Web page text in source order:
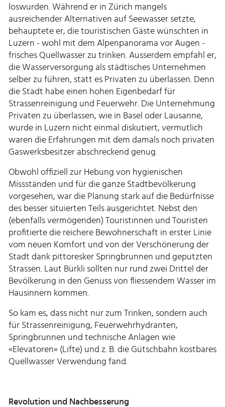
loswurden. Während er in Zürich mangels
ausreichender Alternativen auf Seewasser setzte,
behauptete er, die touristischen Gäste wünschten in
Luzern - wohl mit dem Alpenpanorama vor Augen -
frisches Quellwasser zu trinken. Ausserdem empfahl er,
die Wasserversorgung als städtisches Unternehmen
selber zu führen, statt es Privaten zu überlassen. Denn
die Stadt habe einen hohen Eigenbedarf für
Strassenreinigung und Feuerwehr. Die Unternehmung
Privaten zu überlassen, wie in Basel oder Lausanne,
wurde in Luzern nicht einmal diskutiert, vermutlich
waren die Erfahrungen mit dem damals noch privaten
Gaswerksbesitzer abschreckend genug.
Obwohl offiziell zur Hebung von hygienischen
Missständen und für die ganze Stadtbevölkerung
vorgesehen, war die Planung stark auf die Bedürfnisse
des besser situierten Teils ausgerichtet. Nebst den
(ebenfalls vermögenden) Touristinnen und Touristen
profitierte die reichere Bewohnerschaft in erster Linie
vom neuen Komfort und von der Verschönerung der
Stadt dank pittoresker Springbrunnen und geputzten
Strassen. Laut Bürkli sollten nur rund zwei Drittel der
Bevölkerung in den Genuss von fliessendem Wasser im
Hausinnern kommen.
So kam es, dass nicht nur zum Trinken, sondern auch
für Strassenreinigung, Feuerwehrhydranten,
Springbrunnen und technische Anlagen wie
«Elevatoren» (Lifte) und z. B. die Gütschbahn kostbares
Quellwasser Verwendung fand.
Revolution und Nachbesserung